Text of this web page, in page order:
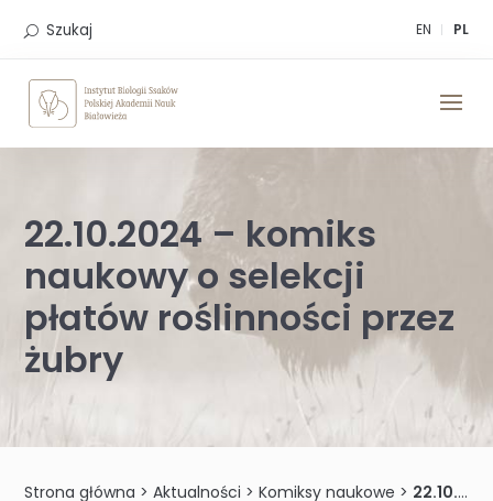
EN PL
Szukaj
22.10.2024 – komiks
naukowy o selekcji
płatów roślinności przez
żubry
Strona główna >Aktualności >Komiksy naukowe > 22.10.2024 – komiks naukowy o selekcji płatów roślinności przez żubry